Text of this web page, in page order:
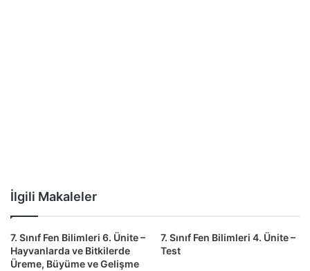
İlgili Makaleler
7. Sınıf Fen Bilimleri 6. Ünite –
Hayvanlarda ve Bitkilerde
Üreme, Büyüme ve Gelişme
7. Sınıf Fen Bilimleri 4. Ünite –
Test